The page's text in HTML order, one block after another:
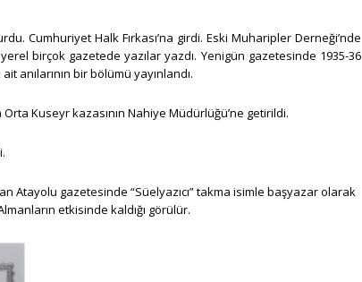
Cumhuriyet Halk Fırkası’na girdi. Eski Muharipler Derneği’nde
birçok gazetede yazılar yazdı. Yenigün gazetesinde 1935-36
anılarının bir bölümü yayınlandı.
Kuseyr kazasının Nahiye Müdürlüğü’ne getirildi.
Atayolu gazetesinde “Süelyazıcı” takma isimle başyazar olarak
etkisinde kaldığı görülür.